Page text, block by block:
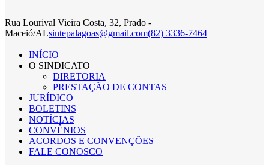
Rua Lourival Vieira Costa, 32, Prado -
Maceió/ALsintepalagoas@gmail.com(82) 3336-7464
INÍCIO
O SINDICATO
DIRETORIA
PRESTAÇÃO DE CONTAS
JURÍDICO
BOLETINS
NOTÍCIAS
CONVÊNIOS
ACORDOS E CONVENÇÕES
FALE CONOSCO